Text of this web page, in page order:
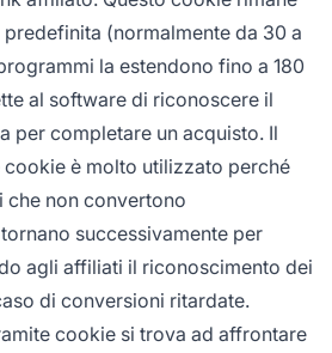
(normalmente da 30 a
la estendono fino a 180
al software di riconoscere il
per completare un acquisto. Il
è molto utilizzato perché
che non convertono
successivamente per
agli affiliati il riconoscimento dei
di conversioni ritardate.
cookie si trova ad affrontare